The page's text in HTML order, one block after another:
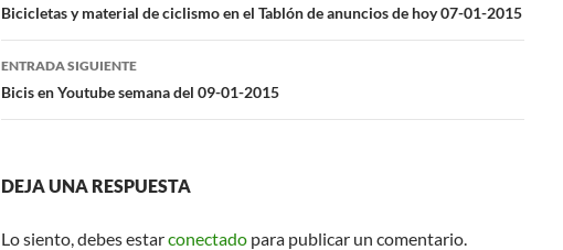
de
entradas
Bicicletas y material de ciclismo en el Tablón de anuncios de hoy 07-01-2015
ENTRADA SIGUIENTE
Bicis en Youtube semana del 09-01-2015
DEJA UNA RESPUESTA
Lo siento, debes estarconectado para publicar un comentario.